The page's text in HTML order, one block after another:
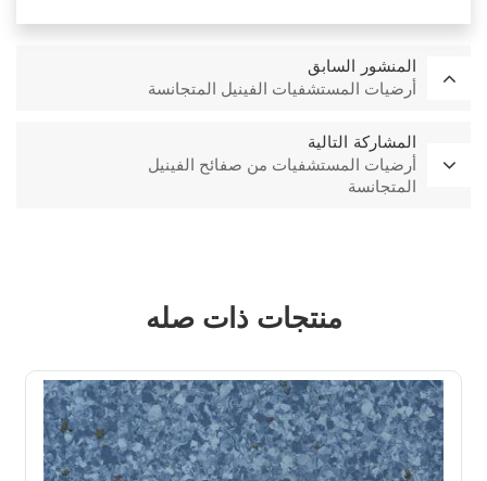
المنشور السابق
أرضيات المستشفيات الفينيل المتجانسة
المشاركة التالية
أرضيات المستشفيات من صفائح الفينيل
المتجانسة
منتجات ذات صله